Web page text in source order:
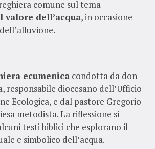
comune sul tema
valore dell’acqua, in occasione
ecumenica condotta da don
responsabile diocesano dell’Ufficio
Ecologica, e dal pastore Gregorio
metodista. La riflessione si
testi biblici che esplorano il
e simbolico dell’acqua.